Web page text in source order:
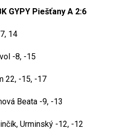
GYPY Piešťany A 2:6
14
-8, -15
22, -15, -17
Beata -9, -13
Urminský -12, -12